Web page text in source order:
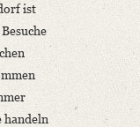
ist
handeln